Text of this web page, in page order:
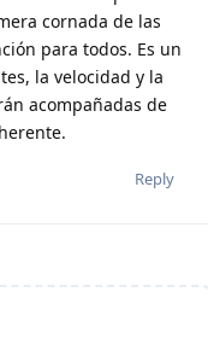
cornada de las
para todos. Es un
la velocidad y la
acompañadas de
Reply